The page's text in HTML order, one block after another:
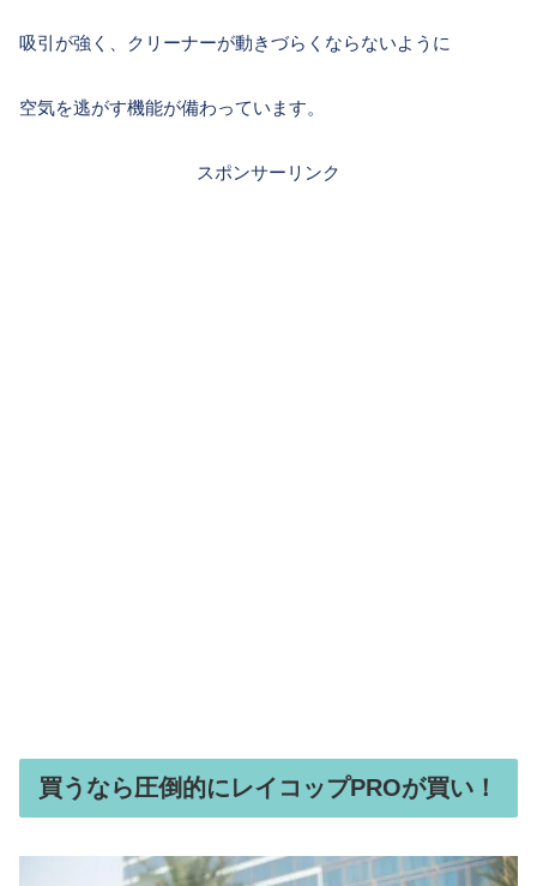
吸引が強く、クリーナーが動きづらくならないように
空気を逃がす機能が備わっています。
スポンサーリンク
買うなら圧倒的にレイコップPROが買い！